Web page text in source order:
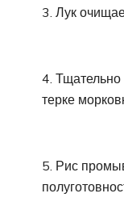
3. Лук
4.
терке
5. Рис